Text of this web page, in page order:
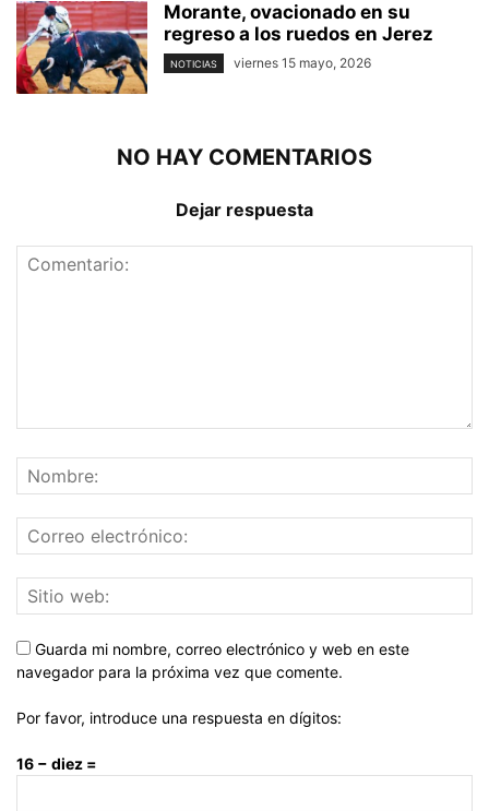
Morante, ovacionado en su
regreso a los ruedos en Jerez
NOTICIAS viernes 15 mayo, 2026
NO HAY COMENTARIOS
Dejar respuesta
Guarda mi nombre, correo electrónico y web en este
navegador para la próxima vez que comente.
Por favor, introduce una respuesta en dígitos:
16 − diez =